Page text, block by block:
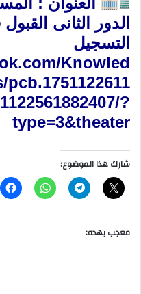
الدور الثانى
التسجيل
Knowled
?
type=3&theater
شارك هذا الموضوع:
معجب بهذه: